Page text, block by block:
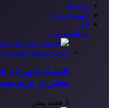
سایدبار
جستجو برای
10
مقالهمحبوب
اقتصاد تجهیزات
معتبر در خرید
3 هفته پیش